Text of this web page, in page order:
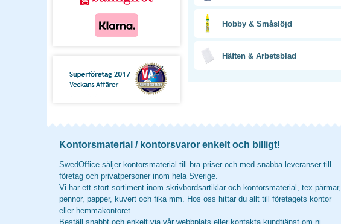
Hobby & Småslöjd
Häften & Arbetsblad
Kontorsmaterial / kontorsvaror enkelt och billigt!
SwedOffice säljer kontorsmaterial till bra priser och med snabba leveranser till
företag och privatpersoner inom hela Sverige.
Vi har ett stort sortiment inom skrivbordsartiklar och kontorsmaterial, tex pärmar,
pennor, papper, kuvert och fika mm. Hos oss hittar du allt till företagets kontor
eller hemmakontoret.
Beställ snabbt och enkelt via vår webbplats eller kontakta kundtjänst om ni